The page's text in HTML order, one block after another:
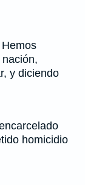
y diciendo
homicidio